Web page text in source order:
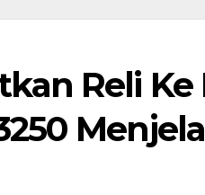
Reli